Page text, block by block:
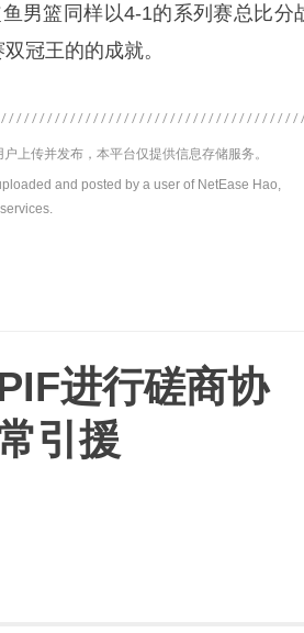
男篮同样以4-1的系列赛总比分
冠王的的成就。
上传并发布，本平台仅提供信息存储服务。
and posted by a user of NetEase Hao,
进行磋商协
引援